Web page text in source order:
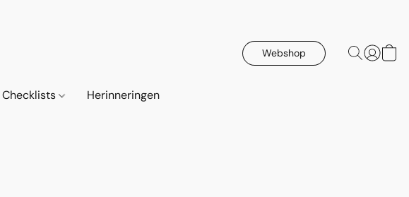
Webshop
Checklists Herinneringen